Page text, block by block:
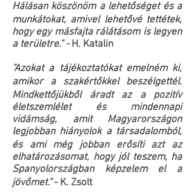
Hálásan köszönöm a lehetőséget és a
munkátokat, amivel lehetővé tettétek,
hogy egy másfajta rálátásom is legyen
a területre." -H. Katalin
"Azokat a tájékoztatókat emelném ki,
amikor a szakértőkkel beszélgettél.
Mindkettőjükből áradt az a pozitív
életszemlélet és mindennapi
vidámság, amit Magyarországon
legjobban hiányolok a társadalomból,
és ami még jobban erősíti azt az
elhatározásomat, hogy jól teszem, ha
Spanyolországban képzelem el a
jövőmet."- K. Zsolt